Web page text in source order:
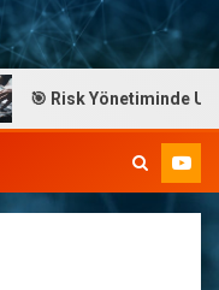
🎯 Risk Yönetiminde